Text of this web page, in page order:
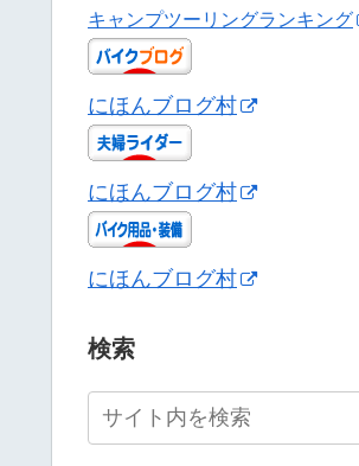
キャンプツーリングランキング
にほんブログ村
にほんブログ村
にほんブログ村
検索